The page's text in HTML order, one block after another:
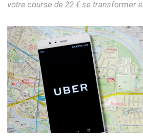
votre course de 22 € se transformer